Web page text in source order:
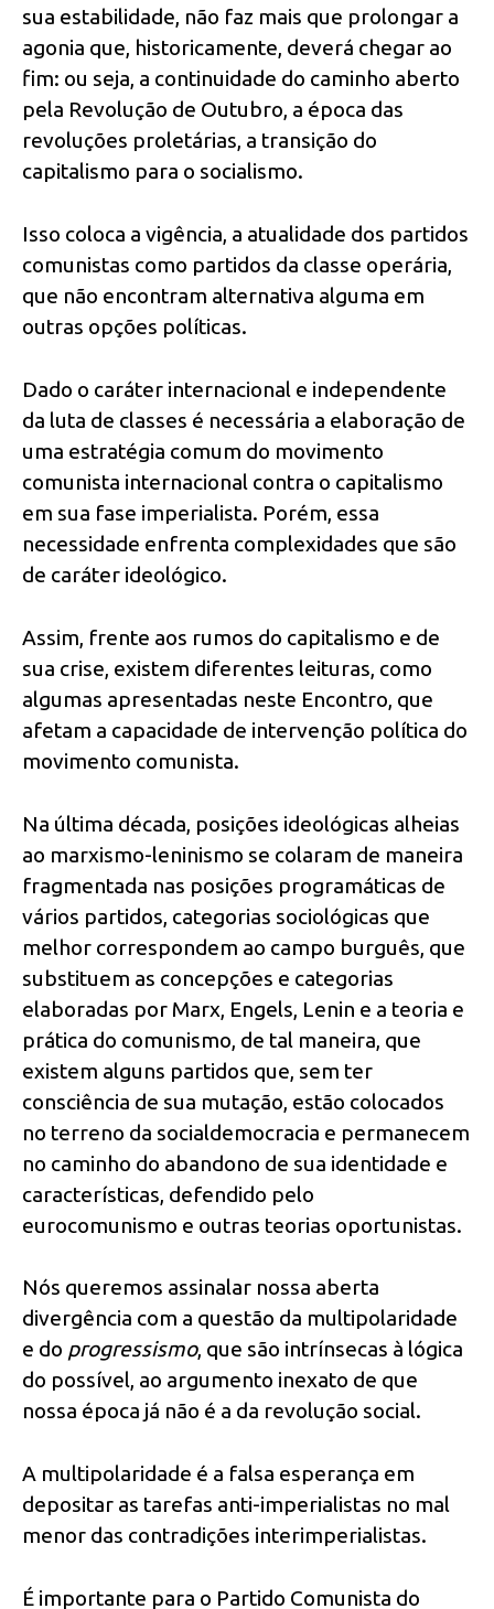
sua estabilidade, não faz mais que prolongar a
agonia que, historicamente, deverá chegar ao
fim: ou seja, a continuidade do caminho aberto
pela Revolução de Outubro, a época das
revoluções proletárias, a transição do
capitalismo para o socialismo.
Isso coloca a vigência, a atualidade dos partidos
comunistas como partidos da classe operária,
que não encontram alternativa alguma em
outras opções políticas.
Dado o caráter internacional e independente
da luta de classes é necessária a elaboração de
uma estratégia comum do movimento
comunista internacional contra o capitalismo
em sua fase imperialista. Porém, essa
necessidade enfrenta complexidades que são
de caráter ideológico.
Assim, frente aos rumos do capitalismo e de
sua crise, existem diferentes leituras, como
algumas apresentadas neste Encontro, que
afetam a capacidade de intervenção política do
movimento comunista.
Na última década, posições ideológicas alheias
ao marxismo-leninismo se colaram de maneira
fragmentada nas posições programáticas de
vários partidos, categorias sociológicas que
melhor correspondem ao campo burguês, que
substituem as concepções e categorias
elaboradas por Marx, Engels, Lenin e a teoria e
prática do comunismo, de tal maneira, que
existem alguns partidos que, sem ter
consciência de sua mutação, estão colocados
no terreno da socialdemocracia e permanecem
no caminho do abandono de sua identidade e
características, defendido pelo
eurocomunismo e outras teorias oportunistas.
Nós queremos assinalar nossa aberta
divergência com a questão da multipolaridade
e do progressismo, que são intrínsecas à lógica
do possível, ao argumento inexato de que
nossa época já não é a da revolução social.
A multipolaridade é a falsa esperança em
depositar as tarefas anti-imperialistas no mal
menor das contradições interimperialistas.
É importante para o Partido Comunista do